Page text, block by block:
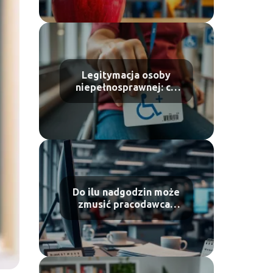
szczegóły!
Legitymacja osoby
niepełnosprawnej: co
warto wiedzieć?
Do ilu nadgodzin może
zmusić pracodawca?
Sprawdź przepisy!